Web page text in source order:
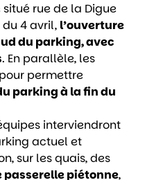
rue de la Digue
4 avril, l’ouverture
du parking, avec
. En parallèle, les
permettre
parking à la fin du
interviendront
actuel et
sur les quais, des
piétonne,